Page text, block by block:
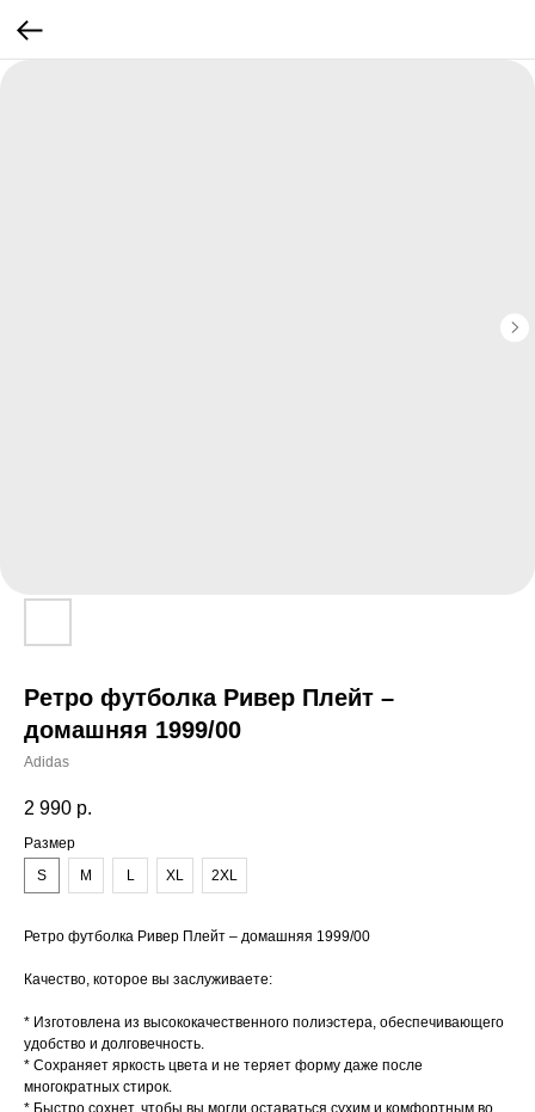
Ретро футболка Ривер Плейт –
домашняя 1999/00
Adidas
2 990 р.
Размер
S
M L XL 2XL
Ретро футболка Ривер Плейт – домашняя 1999/00
Качество, которое вы заслуживаете:
* Изготовлена из высококачественного полиэстера, обеспечивающего
удобство и долговечность.
* Сохраняет яркость цвета и не теряет форму даже после
многократных стирок.